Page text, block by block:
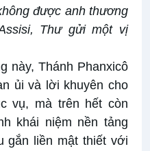
được anh thương
Thư gửi một vị
này, Thánh Phanxicô
ủi và lời khuyên cho
vụ, mà trên hết còn
khái niệm nền tảng
gắn liền mật thiết với